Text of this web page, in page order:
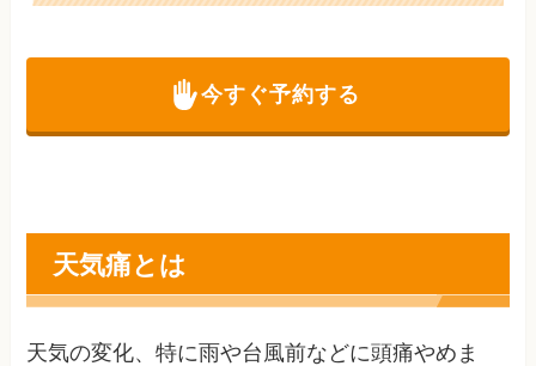
今すぐ予約する
天気痛とは
天気の変化、特に雨や台風前などに頭痛やめま